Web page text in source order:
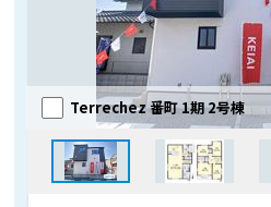
Terrechez 番町 1期 2号棟